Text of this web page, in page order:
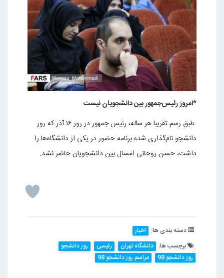
*امروز رئیس‌جمهور بین دانشجویان نیست
طبق رسم تقریبا هر ساله، رئیس جمهور در روز ۱۶ آذر که روز
دانشجو نام‌گذاری شده برنامه حضور در یکی از دانشگاه‌ها را
داشت، حسن روحانی امسال بین دانشجویان حاضر نشد.
دسته بندی ها: اخبار
برچسب ها: دانشگاه تهران رئیسی
روز دانشجو
روز دانشجو 98
مراسم روز دانشجو 98